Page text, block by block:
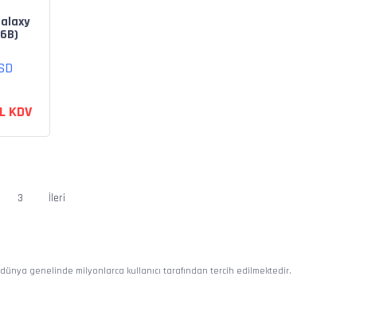
KDV
3
genelinde milyonlarca kullanıcı tarafından tercih edilmektedir.